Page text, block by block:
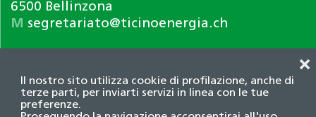
Il nostro sito utilizza cookie di profilazione, anche di
terze parti, per inviarti servizi in linea con le tue
preferenze.
❌
6500 Bellinzona
M segretariato@ticinoenergia.ch